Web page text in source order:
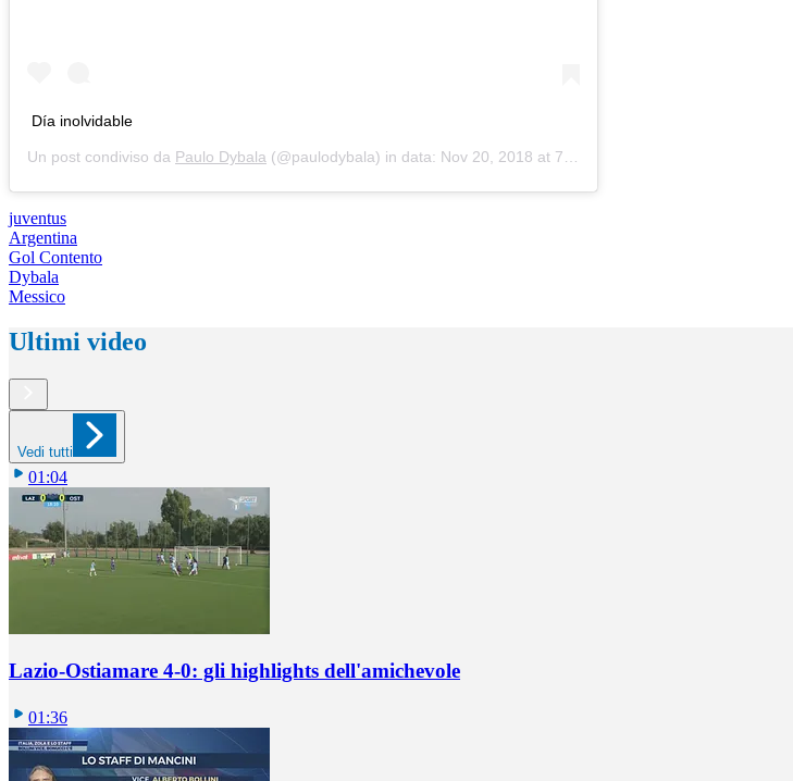
Día inolvidable
Un post condiviso da Paulo Dybala (@paulodybala) in data: Nov 20, 2018 at 7:57 PST
juventus
Argentina
Gol Contento
Dybala
Messico
Ultimi video
Vedi tutti
01:04
Lazio-Ostiamare 4-0: gli highlights dell'amichevole
01:36